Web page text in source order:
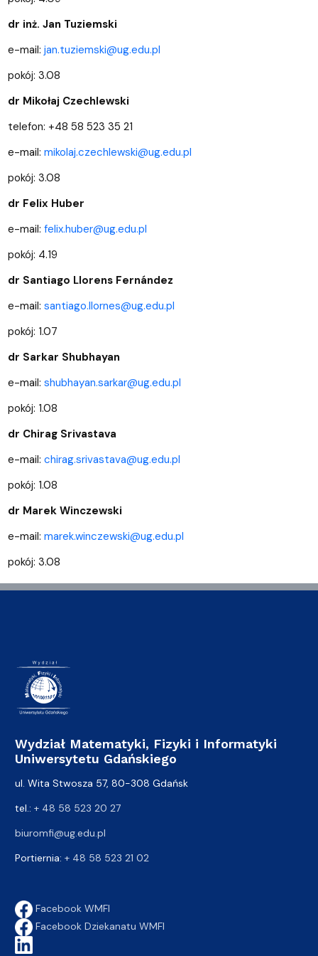
dr inż. Jan Tuziemski
e-mail: jan.tuziemski@ug.edu.pl
pokój: 3.08
dr Mikołaj Czechlewski
telefon: +48 58 523 35 21
e-mail: mikolaj.czechlewski@ug.edu.pl
pokój: 3.08
dr Felix Huber
e-mail: felix.huber@ug.edu.pl
pokój: 4.19
dr Santiago Llorens Fernández
e-mail: santiago.llornes@ug.edu.pl
pokój: 1.07
dr Sarkar Shubhayan
e-mail: shubhayan.sarkar@ug.edu.pl
pokój: 1.08
dr Chirag Srivastava
e-mail: chirag.srivastava@ug.edu.pl
pokój: 1.08
dr Marek Winczewski
e-mail: marek.winczewski@ug.edu.pl
pokój: 3.08
Wydział Matematyki, Fizyki i Informatyki
Uniwersytetu Gdańskiego
ul. Wita Stwosza 57, 80-308 Gdańsk
tel.: + 48 58 523 20 27
biuromfi@ug.edu.pl
Portiernia: + 48 58 523 21 02
Facebook WMFI
Facebook Dziekanatu WMFI